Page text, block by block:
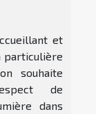
et
particulière
souhaite
de
dans